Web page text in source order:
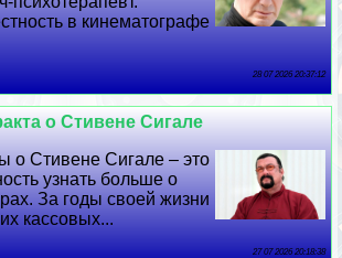
в кинематографе
28 07 2026 20:37:12
о Стивене Сигале
о Стивене Сигале – это
узнать больше о
За годы своей жизни
кассовых...
27 07 2026 20:18:38